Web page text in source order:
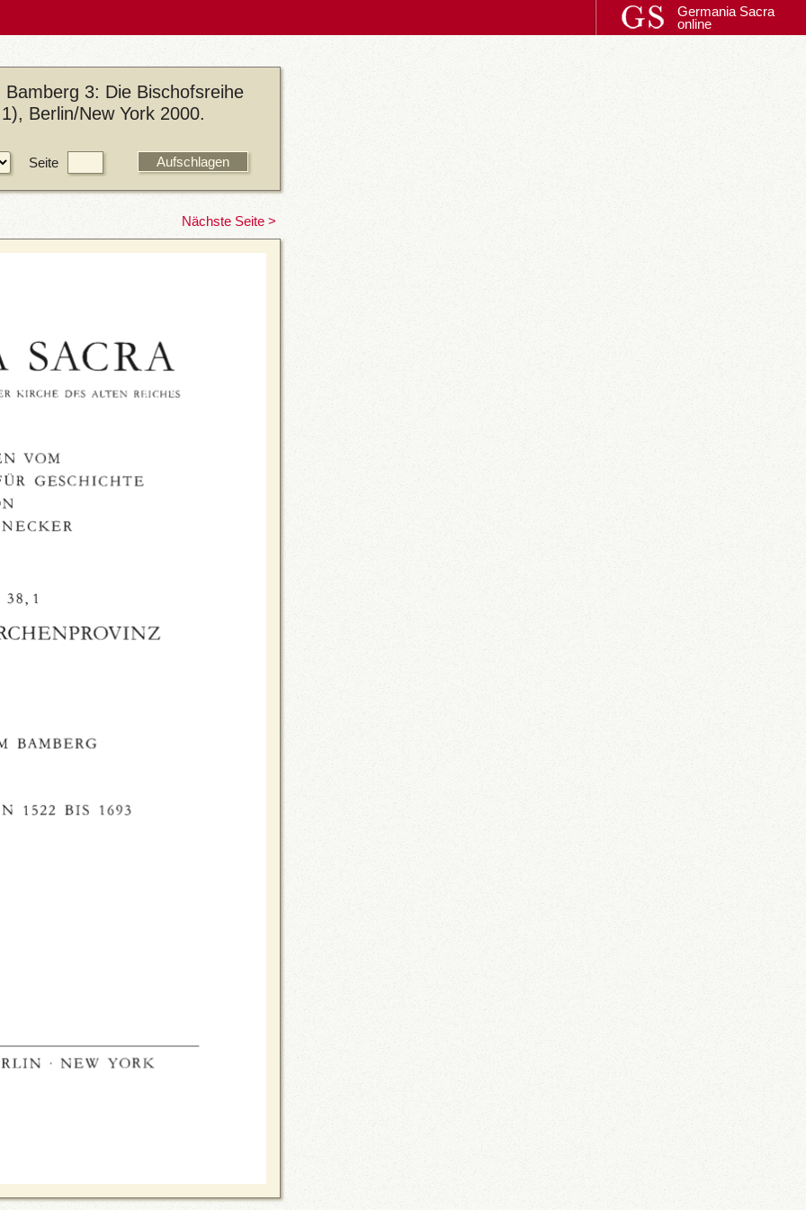
Germania Sacra
online
3: Die Bischofsreihe
Berlin/New York 2000.
Seite
Nächste Seite >